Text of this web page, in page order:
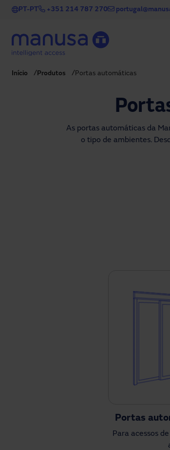
Passar para o conteúdo principal
PT-PT +351 214 787 270
Início Produtos Portas automáticas
As portas automáticas da
o tipo de ambientes.
Portas
Para acessos